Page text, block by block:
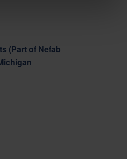
(Part of Nefab